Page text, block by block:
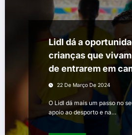
Lidl dá a
crianças que
de entrarem em
jogadores da
22 De Março De 2024
O Lidl dá mais um passo no
apoio ao desporto e na…